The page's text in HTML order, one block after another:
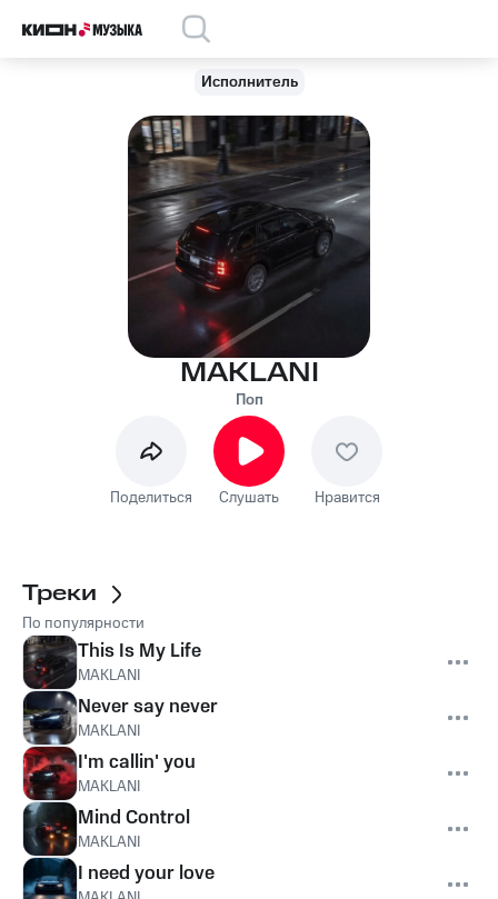
Исполнитель
MAKLANI
Поп
Поделиться Слушать Нравится
Треки
По популярности
This Is My Life
MAKLANI
Never say never
MAKLANI
I'm callin' you
MAKLANI
Mind Control
MAKLANI
I need your love